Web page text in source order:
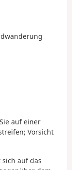
auf einer
Vorsicht
sich auf das